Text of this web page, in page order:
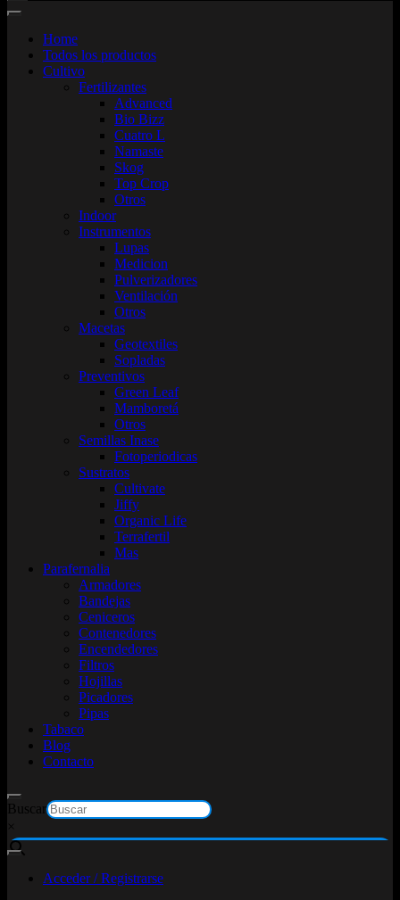
Home
Todos los productos
Cultivo
Fertilizantes
Advanced
Bio Bizz
Cuatro L
Namaste
Skog
Top Crop
Otros
Indoor
Instrumentos
Lupas
Medicion
Pulverizadores
Ventilación
Otros
Macetas
Geotextiles
Sopladas
Preventivos
Green Leaf
Mamboretá
Otros
Semillas Inase
Fotoperiodicas
Sustratos
Cultivate
Jiffy
Organic Life
Terrafertil
Mas
Parafernalia
Armadores
Bandejas
Ceniceros
Contenedores
Encendedores
Filtros
Hojillas
Picadores
Pipas
Tabaco
Blog
Contacto
Buscar
×
Acceder / Registrarse